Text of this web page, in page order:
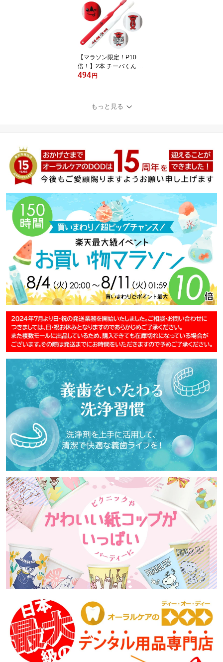
で】
【マラソン限定！P10
倍！】2本 チーバくん お
とな歯ブラシ 2色アソー
0セット（20本）まで】
494円
もっと見る